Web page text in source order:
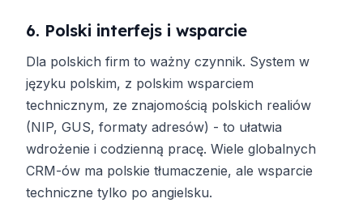
6. Polski interfejs i wsparcie
Dla polskich firm to ważny czynnik. System w
języku polskim, z polskim wsparciem
technicznym, ze znajomością polskich realiów
(NIP, GUS, formaty adresów) - to ułatwia
wdrożenie i codzienną pracę. Wiele globalnych
CRM-ów ma polskie tłumaczenie, ale wsparcie
techniczne tylko po angielsku.